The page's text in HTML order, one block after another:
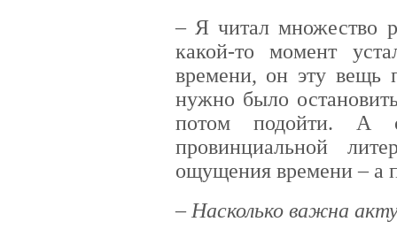
– Я читал множество
какой-то момент
времени, он эту вещь
нужно было
потом подойти. А
провинциальной
ощущения времени – а
– Насколько важна